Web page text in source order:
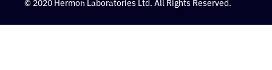
© 2020 Hermon Laboratories Ltd. All Rights Reserved.